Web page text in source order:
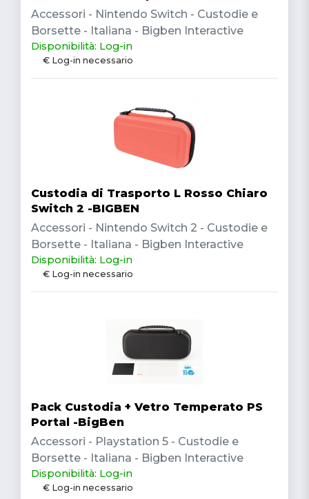
Accessori - Nintendo Switch - Custodie e
Borsette - Italiana - Bigben Interactive
Disponibilità: Log-in
€ Log-in necessario
Custodia di Trasporto L Rosso Chiaro
Switch 2 -BIGBEN
Accessori - Nintendo Switch 2 - Custodie e
Borsette - Italiana - Bigben Interactive
Disponibilità: Log-in
€ Log-in necessario
Pack Custodia + Vetro Temperato PS
Portal -BigBen
Accessori - Playstation 5 - Custodie e
Borsette - Italiana - Bigben Interactive
Disponibilità: Log-in
€ Log-in necessario